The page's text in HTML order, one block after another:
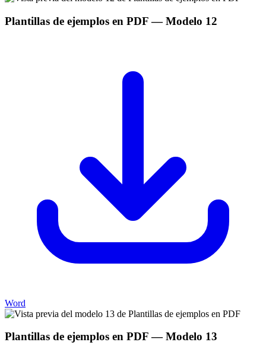
Plantillas de ejemplos en PDF— Modelo 12
Word
Plantillas de ejemplos en PDF— Modelo 13